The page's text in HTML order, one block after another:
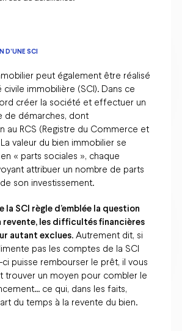
SCI
peut également être réalisé
immobilière (SCI). Dans ce
créer la société et effectuer un
de démarches, dont
au RCS (Registre du Commerce et
valeur du bien immobilier se
« parts sociales », chaque
attribuer un nombre de parts
son investissement.
la SCI règle d’emblée la question
revente, les difficultés financières
autant exclues. Autrement dit, si
pas les comptes de la SCI
puisse rembourser le prêt, il vous
trouver un moyen pour combler le
ce qui, dans les faits,
du temps à la revente du bien.